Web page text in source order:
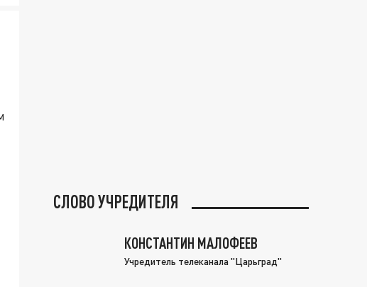
СЛОВО УЧРЕДИТЕЛЯ
КОНСТАНТИН МАЛОФЕЕВ
Учредитель телеканала "Царьград"